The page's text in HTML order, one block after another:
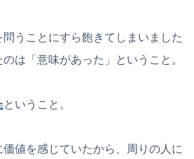
うことにすら飽きてしまいました
は「意味があった」ということ。
ということ。
値を感じていたから、周りの人に